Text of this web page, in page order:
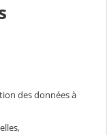
des données à